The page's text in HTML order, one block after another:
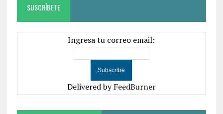
SUSCRÍBETE
Ingresa tu correo email:
Delivered byFeedBurner